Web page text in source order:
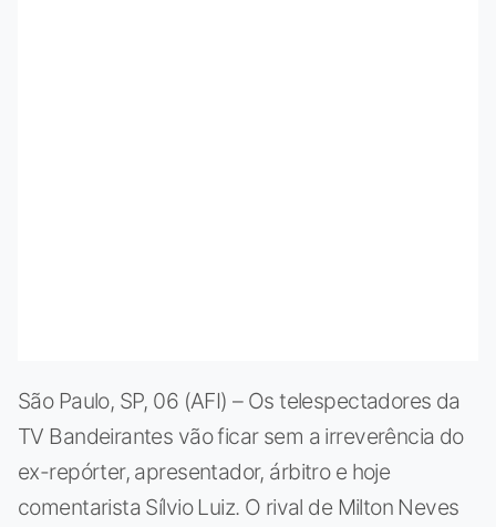
São Paulo, SP, 06 (AFI) – Os telespectadores da
TV Bandeirantes vão ficar sem a irreverência do
ex-repórter, apresentador, árbitro e hoje
comentarista Sílvio Luiz. O rival de Milton Neves